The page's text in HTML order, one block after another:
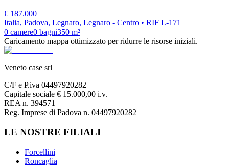
€ 187.000
Italia, Padova, Legnaro, Legnaro - Centro • RIF L-171
0 camere0 bagni350 m²
Caricamento mappa ottimizzato per ridurre le risorse iniziali.
Veneto case srl
C/F e P.iva 04497920282
Capitale sociale € 15.000,00 i.v.
REA n. 394571
Reg. Imprese di Padova n. 04497920282
LE NOSTRE FILIALI
Forcellini
Roncaglia